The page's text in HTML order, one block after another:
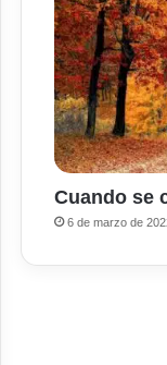
Cuando se
6 de marzo de